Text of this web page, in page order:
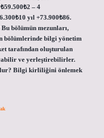
– 4
yıl +73.900₺86.
bölümün mezunları,
bölümlerinde bilgi yönetim
tarafından oluşturulan
ve yerleştirebilirler.
Bilgi kirliliğini önlemek